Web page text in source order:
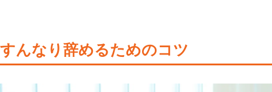
すんなり辞めるためのコツ